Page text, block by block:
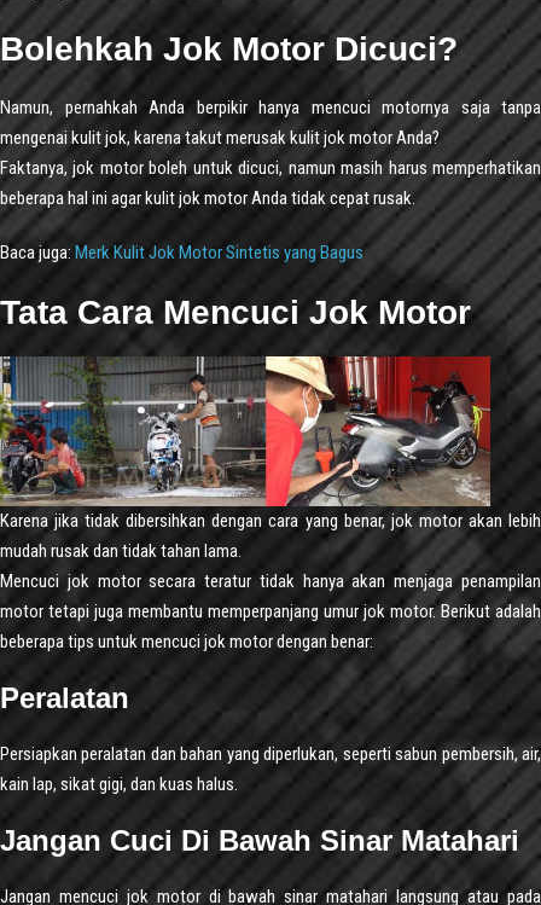
Bolehkah Jok Motor Dicuci?
Namun, pernahkah Anda berpikir hanya mencuci motornya saja tanpa
mengenai kulit jok, karena takut merusak kulit jok motor Anda?
Faktanya, jok motor boleh untuk dicuci, namun masih harus memperhatikan
beberapa hal ini agar kulit jok motor Anda tidak cepat rusak.
Baca juga: Merk Kulit Jok Motor Sintetis yang Bagus
Tata Cara Mencuci Jok Motor
Karena jika tidak dibersihkan dengan cara yang benar, jok motor akan lebih
mudah rusak dan tidak tahan lama.
Mencuci jok motor secara teratur tidak hanya akan menjaga penampilan
motor tetapi juga membantu memperpanjang umur jok motor. Berikut adalah
beberapa tips untuk mencuci jok motor dengan benar:
Peralatan
Persiapkan peralatan dan bahan yang diperlukan, seperti sabun pembersih, air,
kain lap, sikat gigi, dan kuas halus.
Jangan Cuci Di Bawah Sinar Matahari
Jangan mencuci jok motor di bawah sinar matahari langsung atau pada